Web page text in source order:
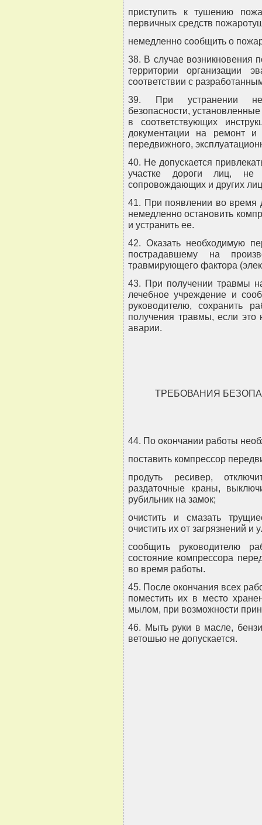
приступить к тушению
первичных средств
немедленно сообщить о
38. В случае возникновения
территории организации
соответствии с
39. При устранении
безопасности,
в соответствующих
документации на ремонт и
передвижного,
40. Не допускается
участке дороги лиц,
сопровождающих и других
41. При появлении во время
немедленно остановить
и устранить ее.
42. Оказать необходимую
пострадавшему на
травмирующего фактора
43. При получении травмы
лечебное учреждение и
руководителю, сохранить
получения травмы, если
аварии.
ТРЕБОВАНИЯ
44. По окончании работы
поставить компрессор
продуть ресивер,
раздаточные краны,
рубильник на замок;
очистить и смазать
очистить их от загрязнений
сообщить руководителю
состояние компрессора
во время работы.
45. После окончания всех
поместить их в место
мылом, при возможности
46. Мыть руки в масле,
ветошью не допускается.